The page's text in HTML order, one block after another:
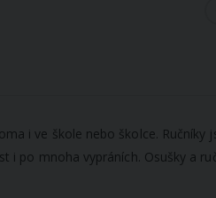
i ve škole nebo školce.
i po mnoha vypráních. Osušky a